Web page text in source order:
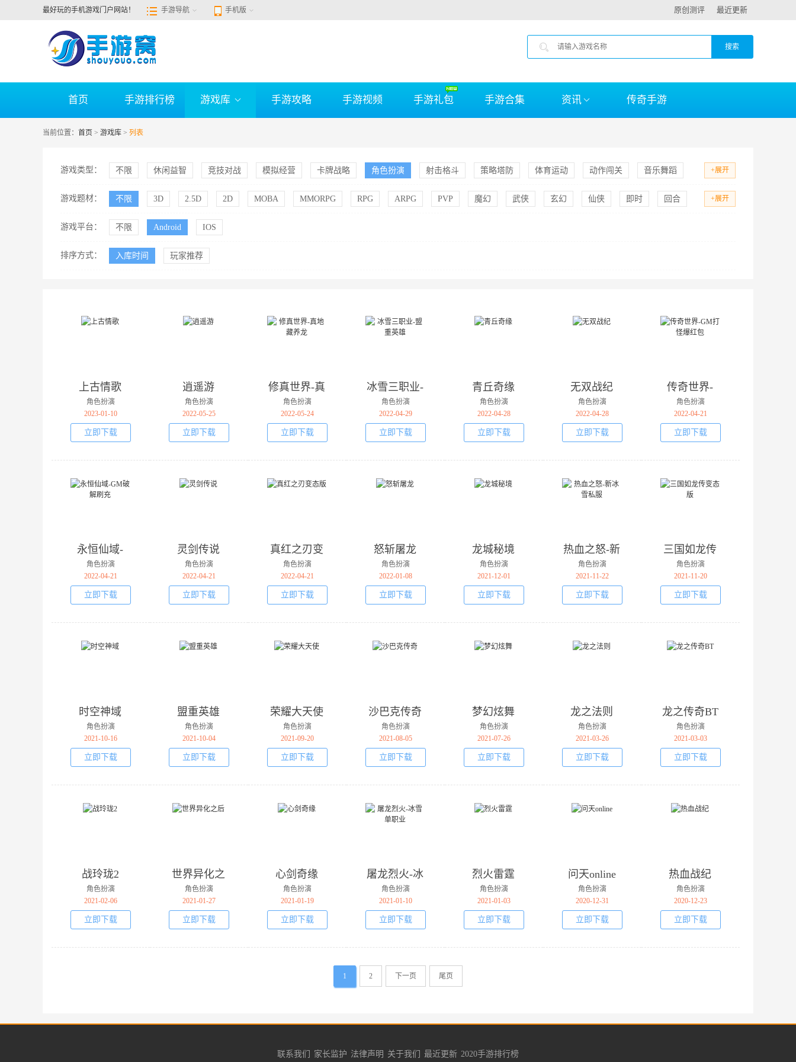
最好玩的手机游戏门户网站！ 手游导航 手机版 最近更新
原创测评
首页 手游排行榜 游戏库 手游攻略 手游视频 手游礼包 手游合集 资讯 传奇手游
当前位置： 首页 > 游戏库 > 列表
游戏类型： 不限 休闲益智 竞技对战 模拟经营 卡牌战略 角色扮演 射击格斗 策略塔防 体育运动 动作闯关 音乐舞蹈
棋牌桌游 冒险解谜
+展开
游戏题材： 不限 3D 2.5D 2D MOBA MMORPG RPG ARPG PVP 魔幻 武侠 玄幻 仙侠 即时 回合
策略 横版 酷跑
航海 二次元 战争
+展开
游戏平台： 不限 Android IOS
排序方式： 入库时间 玩家推荐
上古情歌
角色扮演
2023-01-10
立即下载
逍遥游
角色扮演
2022-05-25
立即下载
修真世界-真
地藏养龙
角色扮演
2022-05-24
立即下载
冰雪三职业-
盟重英雄
角色扮演
2022-04-29
立即下载
青丘奇缘
角色扮演
2022-04-28
立即下载
无双战纪
角色扮演
2022-04-28
立即下载
传奇世界-
GM打怪爆
红包
角色扮演
2022-04-21
立即下载
永恒仙域-
GM破解刷
充
角色扮演
2022-04-21
立即下载
灵剑传说
角色扮演
2022-04-21
立即下载
真红之刃变
态版
角色扮演
2022-04-21
立即下载
怒斩屠龙
角色扮演
2022-01-08
立即下载
龙城秘境
角色扮演
2021-12-01
立即下载
热血之怒-新
冰雪私服
角色扮演
2021-11-22
立即下载
三国如龙传
变态版
角色扮演
2021-11-20
立即下载
时空神域
角色扮演
2021-10-16
立即下载
盟重英雄
角色扮演
2021-10-04
立即下载
荣耀大天使
角色扮演
2021-09-20
立即下载
沙巴克传奇
角色扮演
2021-08-05
立即下载
梦幻炫舞
角色扮演
2021-07-26
立即下载
龙之法则
角色扮演
2021-03-26
立即下载
龙之传奇BT
角色扮演
2021-03-03
立即下载
战玲珑2
角色扮演
2021-02-06
立即下载
世界异化之
后
角色扮演
2021-01-27
立即下载
心剑奇缘
角色扮演
2021-01-19
立即下载
屠龙烈火-冰
雪单职业
角色扮演
2021-01-10
立即下载
烈火雷霆
角色扮演
2021-01-03
立即下载
问天online
角色扮演
2020-12-31
立即下载
热血战纪
角色扮演
2020-12-23
立即下载
1 2 下一页 尾页
联系我们 家长监护 法律声明 关于我们 最近更新 2020手游排行榜